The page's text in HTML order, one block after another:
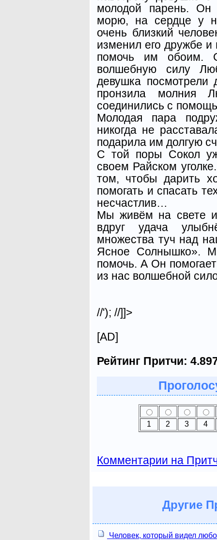
молодой парень. Он
морю, на сердце у
очень близкий
изменил его дружбе
помочь им обоим.
волшебную силу
девушка посмотрели
пронзила молния
соединились с
Молодая пара
никогда не
подарила им долгую
С той поры Сокол
своем Райском
том, чтобы дарить
помогать и спасать
несчастлив…
Мы живём на свете
вдруг удача
множества туч над
Ясное Солнышко».
помочь. А Он
из нас волшебной
//'); //]]>
[AD]
Рейтинг Притчи:
1 2 3 4
Комментарии на
Другие
Человек, который видел